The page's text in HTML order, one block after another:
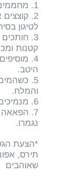
1. מחממים מעט את השמן בסיר.
2.
לטיגון
3.
קטנות
4.
היטב.
5.
והמלח.
6. מנמיכים את האש ומכסים את הסיר.
7.
נגמרו.
*הצעת
תירס,
שאוהבים